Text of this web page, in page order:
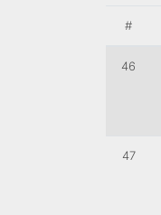
#
46
47